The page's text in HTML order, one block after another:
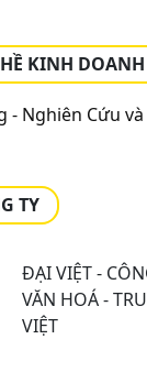
KINH DOANH
- Nghiên Cứu
TY
ĐẠI VIỆT -
VĂN HOÁ -
VIỆT